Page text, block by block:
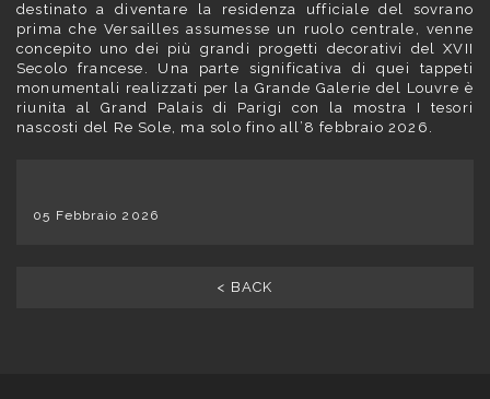
destinato a diventare la residenza ufficiale del sovrano
prima che Versailles assumesse un ruolo centrale, venne
concepito uno dei più grandi progetti decorativi del XVII
Secolo francese. Una parte significativa di quei tappeti
monumentali realizzati per la Grande Galerie del Louvre è
riunita al Grand Palais di Parigi con la mostra I tesori
nascosti del Re Sole, ma solo fino all’8 febbraio 2026.
05 Febbraio 2026
< BACK